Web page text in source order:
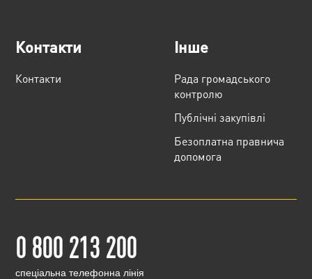
Контакти
Контакти
Інше
Рада громадського
контролю
Публічні закупівлі
Безоплатна правнича
допомога
0 800 213 200
cпеціальна телефонна лінія